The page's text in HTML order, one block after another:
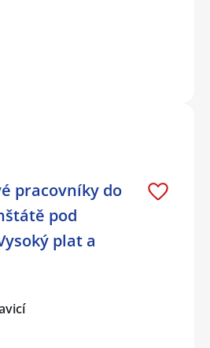
pracovníky do
pod
plat a